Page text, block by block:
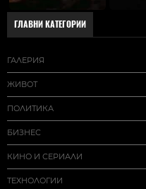
ГЛАВНИ КАТЕГОРИИ
ГАЛЕРИЯ
ЖИВОТ
ПОЛИТИКА
БИЗНЕС
КИНО И СЕРИАЛИ
ТЕХНОЛОГИИ